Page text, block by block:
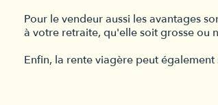
Pour le vendeur aussi les avantages
à votre retraite, qu'elle soit grosse ou
Enfin, la rente viagère peut